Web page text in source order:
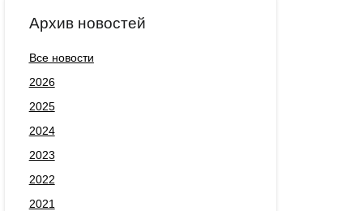
Архив новостей
Все новости
2026
2025
2024
2023
2022
2021